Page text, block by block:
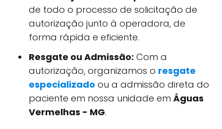
de todo o processo de solicitação de
autorização junto à operadora, de
forma rápida e eficiente.
Resgate ou Admissão: Com a
autorização, organizamos o resgate
especializado ou a admissão direta do
paciente em nossa unidade em Águas
Vermelhas - MG.